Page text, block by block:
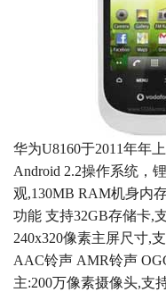
华为U8160于2011年年
Android 2.2操作系统，
观,130MB RAM机身内
功能 支持32GB存储卡,
240x320像素主屏尺寸,
AAC铃声 AMR铃声
主:200万像素摄像头,支